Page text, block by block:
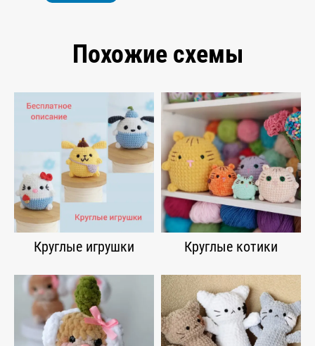
Похожие схемы
Круглые игрушки Круглые котики